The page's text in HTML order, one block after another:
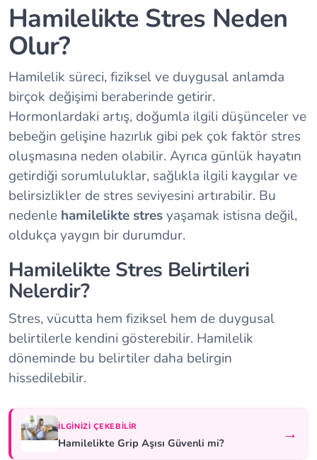
Hamilelikte Stres Neden
Olur?
Hamilelik süreci, fiziksel ve duygusal anlamda
birçok değişimi beraberinde getirir.
Hormonlardaki artış, doğumla ilgili düşünceler ve
bebeğin gelişine hazırlık gibi pek çok faktör stres
oluşmasına neden olabilir. Ayrıca günlük hayatın
getirdiği sorumluluklar, sağlıkla ilgili kaygılar ve
belirsizlikler de stres seviyesini artırabilir. Bu
nedenle hamilelikte stresyaşamak istisna değil,
oldukça yaygın bir durumdur.
Hamilelikte Stres Belirtileri
Nelerdir?
Stres, vücutta hem fiziksel hem de duygusal
belirtilerle kendini gösterebilir. Hamilelik
döneminde bu belirtiler daha belirgin
hissedilebilir.
İLGINIZI ÇEKEBILIR
Hamilelikte Grip Aşısı Güvenli mi? →